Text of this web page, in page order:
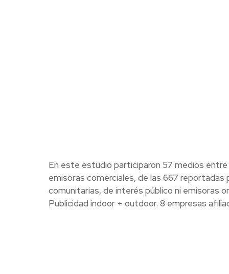
En este estudio participaron 57 medios
emisoras comerciales, de las 667 reportadas
comunitarias, de interés público ni emisoras
Publicidad indoor + outdoor. 8 empresas